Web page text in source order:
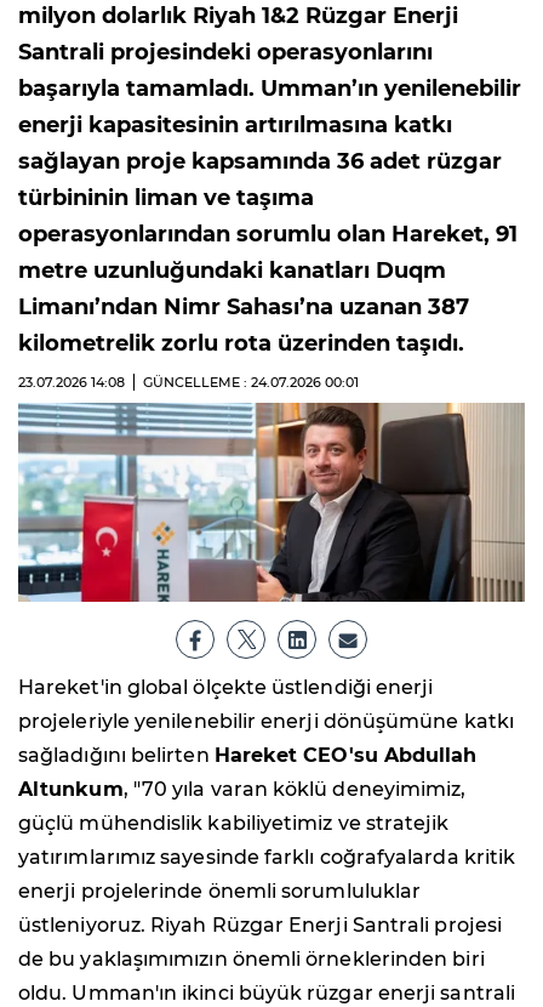
milyon dolarlık Riyah 1&2 Rüzgar Enerji
Santrali projesindeki operasyonlarını
başarıyla tamamladı. Umman’ın yenilenebilir
enerji kapasitesinin artırılmasına katkı
sağlayan proje kapsamında 36 adet rüzgar
türbininin liman ve taşıma
operasyonlarından sorumlu olan Hareket, 91
metre uzunluğundaki kanatları Duqm
Limanı’ndan Nimr Sahası’na uzanan 387
kilometrelik zorlu rota üzerinden taşıdı.
23.07.2026 14:08 GÜNCELLEME : 24.07.2026 00:01
Hareket'in global ölçekte üstlendiği enerji
projeleriyle yenilenebilir enerji dönüşümüne katkı
sağladığını belirten Hareket CEO'su Abdullah
Altunkum, "70 yıla varan köklü deneyimimiz,
güçlü mühendislik kabiliyetimiz ve stratejik
yatırımlarımız sayesinde farklı coğrafyalarda kritik
enerji projelerinde önemli sorumluluklar
üstleniyoruz. Riyah Rüzgar Enerji Santrali projesi
de bu yaklaşımımızın önemli örneklerinden biri
oldu. Umman'ın ikinci büyük rüzgar enerji santrali